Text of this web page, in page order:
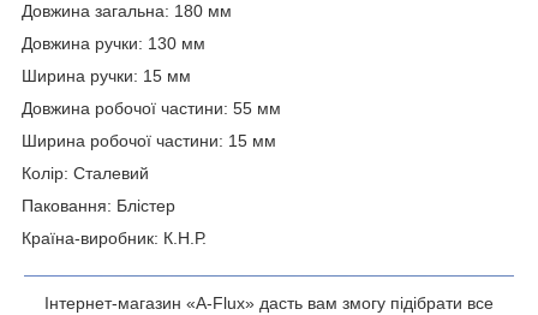
Довжина загальна: 180 мм
Довжина ручки: 130 мм
Ширина ручки: 15 мм
Довжина робочої частини: 55 мм
Ширина робочої частини: 15 мм
Колір: Сталевий
Паковання: Блістер
Країна-виробник: К.Н.Р.
Інтернет-магазин «A-Flux» дасть вам змогу підібрати все